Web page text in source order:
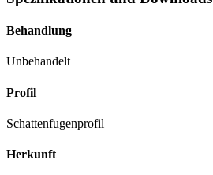
Behandlung
Unbehandelt
Profil
Schattenfugenprofil
Herkunft